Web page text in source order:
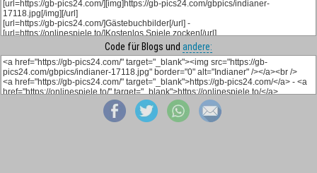
Code für Blogs und andere: